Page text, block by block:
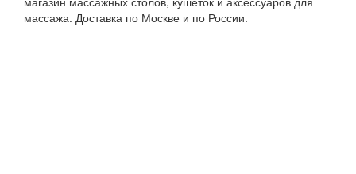
массажа. Доставка по Москве и по России.